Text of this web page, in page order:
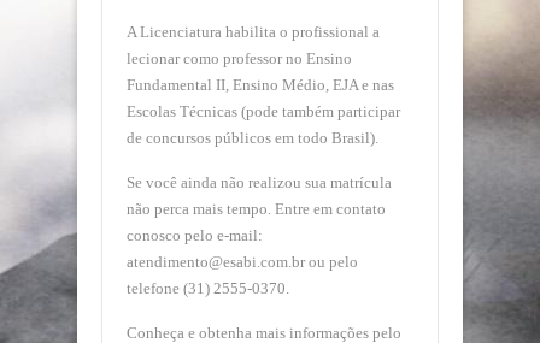
A Licenciatura habilita o profissional a
lecionar como professor no Ensino
Fundamental II, Ensino Médio, EJA e nas
Escolas Técnicas (pode também participar
de concursos públicos em todo Brasil).
Se você ainda não realizou sua matrícula
não perca mais tempo. Entre em contato
conosco pelo e-mail:
atendimento@esabi.com.br ou pelo
telefone (31) 2555-0370.
Conheça e obtenha mais informações pelo